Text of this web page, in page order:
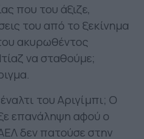
που του άξιζε,
του από το ξεκίνημα
ακυρωθέντος
να σταθούμε;
του Αριγίμπι; Ο
επανάληψη αφού ο
δεν πατούσε στην